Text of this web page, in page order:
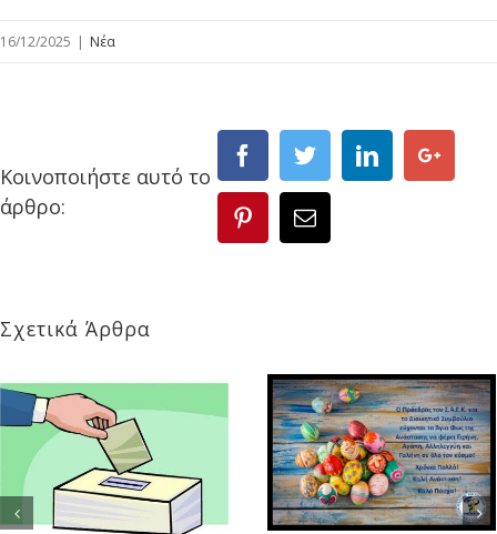
16/12/2025 Νέα
Κοινοποιήστε αυτό το
άρθρο:
Σχετικά Άρθρα